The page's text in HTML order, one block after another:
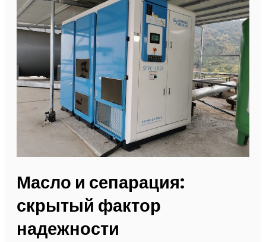
Масло и сепарация:
скрытый фактор
надежности